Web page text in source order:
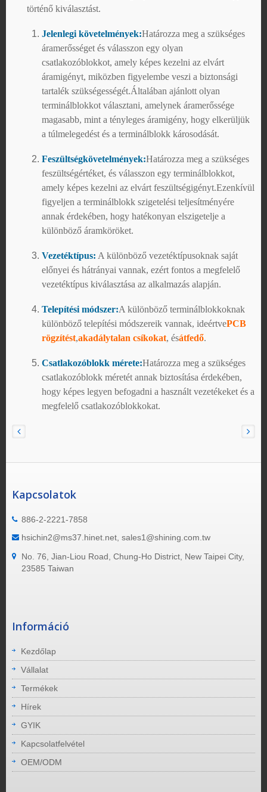
történő kiválasztást.
Jelenlegi követelmények:Határozza meg a szükséges
áramerősséget és válasszon egy olyan
csatlakozóblokkot, amely képes kezelni az elvárt
áramigényt, miközben figyelembe veszi a biztonsági
tartalék szükségességét.Általában ajánlott olyan
terminálblokkot választani, amelynek áramerőssége
magasabb, mint a tényleges áramigény, hogy elkerüljük
a túlmelegedést és a terminálblokk károsodását.
Feszültségkövetelmények:Határozza meg a szükséges
feszültségértéket, és válasszon egy terminálblokkot,
amely képes kezelni az elvárt feszültségigényt.Ezenkívül
figyeljen a terminálblokk szigetelési teljesítményére
annak érdekében, hogy hatékonyan elszigetelje a
különböző áramköröket.
Vezetéktípus: A különböző vezetéktípusoknak saját
előnyei és hátrányai vannak, ezért fontos a megfelelő
vezetéktípus kiválasztása az alkalmazás alapján.
Telepítési módszer:A különböző terminálblokkoknak
különböző telepítési módszereik vannak, ideértvePCB
rögzítést,akadálytalan csíkokat, ésátfedő.
Csatlakozóblokk mérete:Határozza meg a szükséges
csatlakozóblokk méretét annak biztosítása érdekében,
hogy képes legyen befogadni a használt vezetékeket és a
megfelelő csatlakozóblokkokat.
Kapcsolatok
886-2-2221-7858
hsichin2@ms37.hinet.net, sales1@shining.com.tw
No. 76, Jian-Liou Road, Chung-Ho District, New Taipei City,
23585 Taiwan
Információ
Kezdőlap
Vállalat
Termékek
Hírek
GYIK
Kapcsolatfelvétel
OEM/ODM